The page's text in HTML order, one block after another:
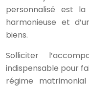
personnalisé est
harmonieuse et
biens.
Solliciter
indispensable pour
régime